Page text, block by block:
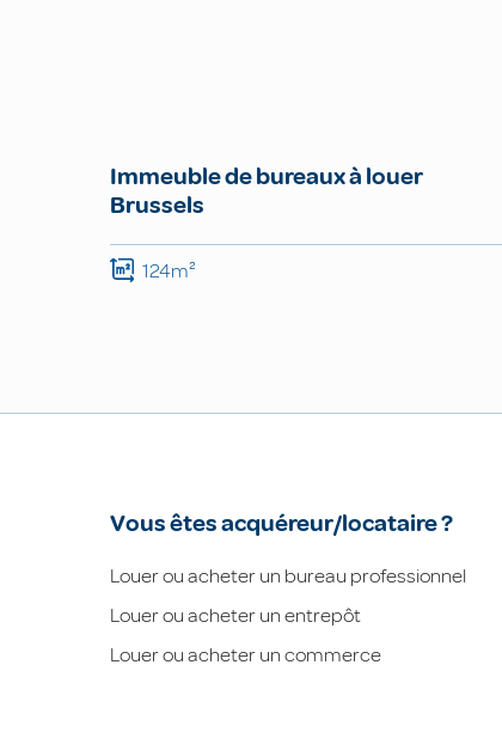
Immeuble de bureaux à louer
Brussels
124m²
Vous êtes acquéreur/locataire ?
Louer ou acheter un bureau professionnel
Louer ou acheter un entrepôt
Louer ou acheter un commerce